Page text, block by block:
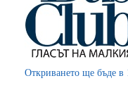
Откриването ще бъде в